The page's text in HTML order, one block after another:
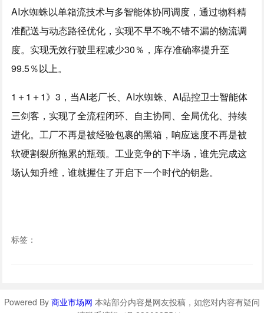
AI水蜘蛛以单箱流技术与多智能体协同调度，通过物料精
准配送与动态路径优化，实现不早不晚不错不漏的物流调
度。实现无效行驶里程减少30％，库存准确率提升至
99.5％以上。
1＋1＋1》3，当AI老厂长、AI水蜘蛛、AI品控卫士智能体
三剑客，实现了全流程闭环、自主协同、全局优化、持续
进化。工厂不再是被经验包裹的黑箱，响应速度不再是被
软硬割裂所拖累的瓶颈。工业竞争的下半场，谁先完成这
场认知升维，谁就握住了开启下一个时代的钥匙。
标签：
Powered By 商业市场网 本站部分内容是网友投稿，如您对内容有疑问